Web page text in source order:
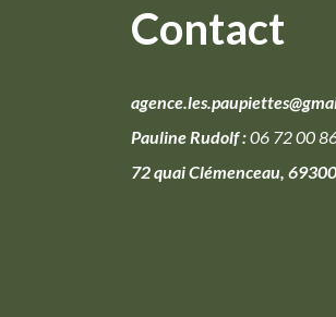
Contact
Pauline Rudolf :06 72 00
72 quai Clémenceau,